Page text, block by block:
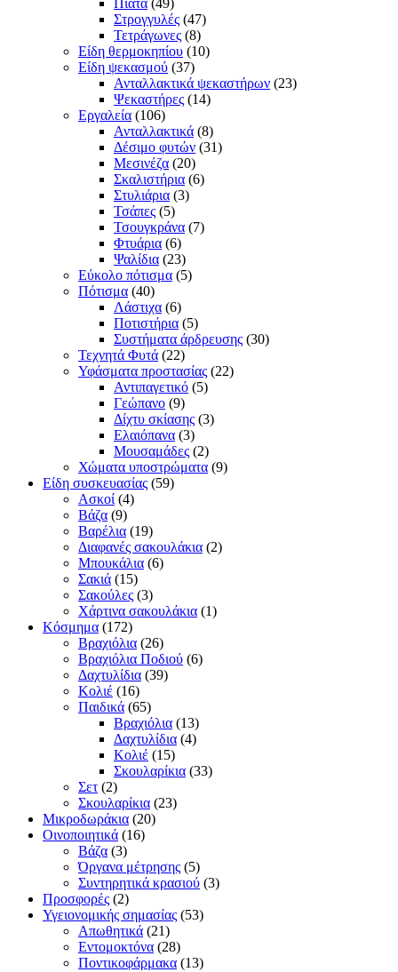
Πιάτα (49)
Στρογγυλές (47)
Τετράγωνες (8)
Είδη θερμοκηπίου (10)
Είδη ψεκασμού (37)
Ανταλλακτικά ψεκαστήρων (23)
Ψεκαστήρες (14)
Εργαλεία (106)
Ανταλλακτικά (8)
Δέσιμο φυτών (31)
Μεσινέζα (20)
Σκαλιστήρια (6)
Στυλιάρια (3)
Τσάπες (5)
Τσουγκράνα (7)
Φτυάρια (6)
Ψαλίδια (23)
Εύκολο πότισμα (5)
Πότισμα (40)
Λάστιχα (6)
Ποτιστήρια (5)
Συστήματα άρδρευσης (30)
Τεχνητά Φυτά (22)
Υφάσματα προστασίας (22)
Αντιπαγετικό (5)
Γεώπανο (9)
Δίχτυ σκίασης (3)
Ελαιόπανα (3)
Μουσαμάδες (2)
Χώματα υποστρώματα (9)
Είδη συσκευασίας (59)
Ασκοί (4)
Βάζα (9)
Βαρέλια (19)
Διαφανές σακουλάκια (2)
Μπουκάλια (6)
Σακιά (15)
Σακούλες (3)
Χάρτινα σακουλάκια (1)
Κόσμημα (172)
Βραχιόλια (26)
Βραχιόλια Ποδιού (6)
Δαχτυλίδια (39)
Κολιέ (16)
Παιδικά (65)
Βραχιόλια (13)
Δαχτυλίδια (4)
Κολιέ (15)
Σκουλαρίκια (33)
Σετ (2)
Σκουλαρίκια (23)
Μικροδωράκια (20)
Οινοποιητικά (16)
Βάζα (3)
Όργανα μέτρησης (5)
Συντηρητικά κρασιού (3)
Προσφορές (2)
Υγειονομικής σημασίας (53)
Απωθητικά (21)
Εντομοκτόνα (28)
Ποντικοφάρμακα (13)